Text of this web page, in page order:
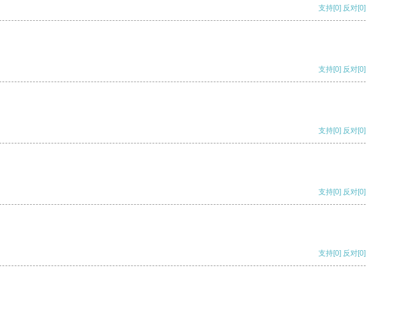
支持[0] 反对[0]
支持[0] 反对[0]
支持[0] 反对[0]
支持[0] 反对[0]
支持[0] 反对[0]